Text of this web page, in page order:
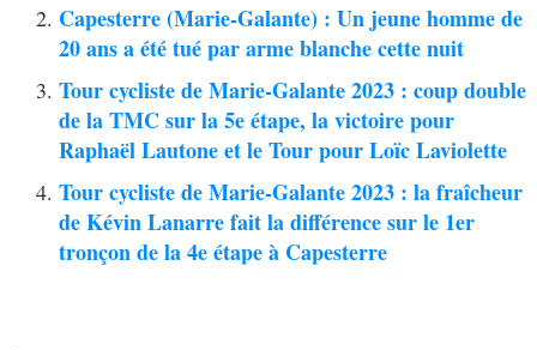
Capesterre (Marie-Galante) : Un jeune homme de
20 ans a été tué par arme blanche cette nuit
Tour cycliste de Marie-Galante 2023 : coup double
de la TMC sur la 5e étape, la victoire pour
Raphaël Lautone et le Tour pour Loïc Laviolette
Tour cycliste de Marie-Galante 2023 : la fraîcheur
de Kévin Lanarre fait la différence sur le 1er
tronçon de la 4e étape à Capesterre